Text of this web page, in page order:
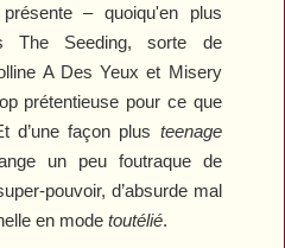
– quoiqu'en plus
The Seeding, sorte de
A Des Yeux et Misery
prétentieuse pour ce que
d’une façon plus teenage
un peu foutraque de
pouvoir, d’absurde mal
en modetoutélié.